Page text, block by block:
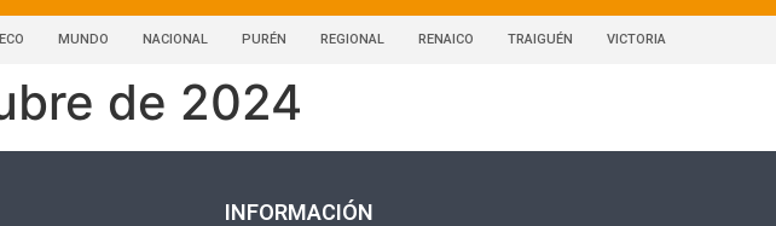
MUNDO NACIONAL PURÉN REGIONAL RENAICO TRAIGUÉN VICTORIA
de 2024
INFORMACIÓN